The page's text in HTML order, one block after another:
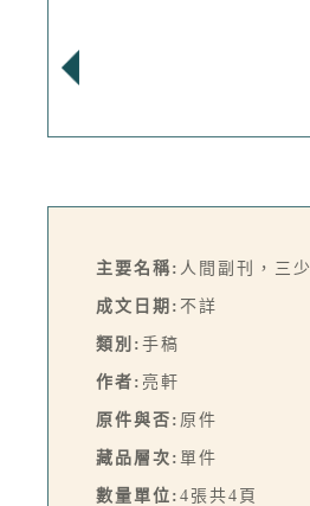
主要名稱: 人間副刊，三
成文日期: 不詳
類別: 手稿
作者: 亮軒
原件與否: 原件
藏品層次: 單件
數量單位: 4張共4頁